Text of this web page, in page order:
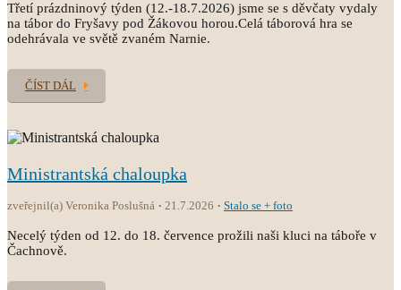
Třetí prázdninový týden (12.-18.7.2026) jsme se s děvčaty vydaly
na tábor do Fryšavy pod Žákovou horou.Celá táborová hra se
odehrávala ve světě zvaném Narnie.
ČÍST DÁL
Ministrantská chaloupka
zveřejnil(a) Veronika Poslušná 21.7.2026 Stalo se + foto
Necelý týden od 12. do 18. července prožili naši kluci na táboře v
Čachnově.